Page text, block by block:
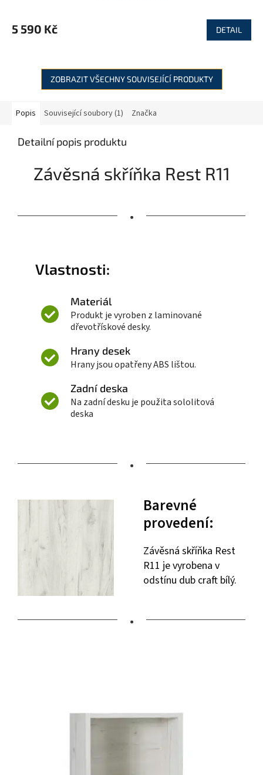
R
5 590 Kč DETAIL
ZOBRAZIT VŠECHNY SOUVISEJÍCÍ PRODUKTY
Popis Související soubory (1) Značka
Detailní popis produktu
Závěsná skříňka Rest R11
•
Vlastnosti:
Materiál
Produkt je vyroben z laminované
dřevotřískové desky.
Hrany desek
Hrany jsou opatřeny ABS lištou.
Zadní deska
Na zadní desku je použita sololitová
deska
•
Barevné
provedení:
Závěsná skříňka Rest
R11 je vyrobena v
odstínu dub craft bílý.
•